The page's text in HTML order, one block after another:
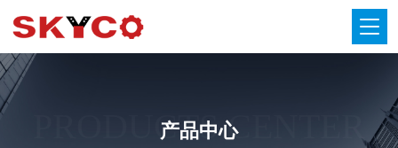
PRODUCTS CENTER
产品中心